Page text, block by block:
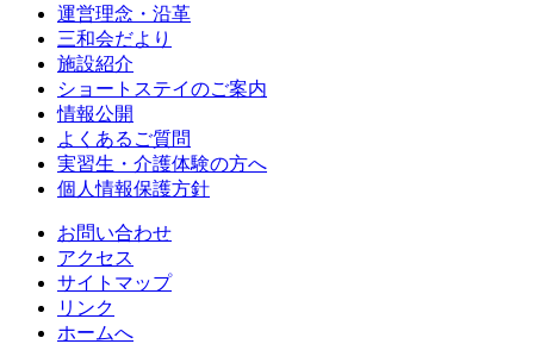
運営理念・沿革
三和会だより
施設紹介
ショートステイのご案内
情報公開
よくあるご質問
実習生・介護体験の方へ
個人情報保護方針
お問い合わせ
アクセス
サイトマップ
リンク
ホームへ